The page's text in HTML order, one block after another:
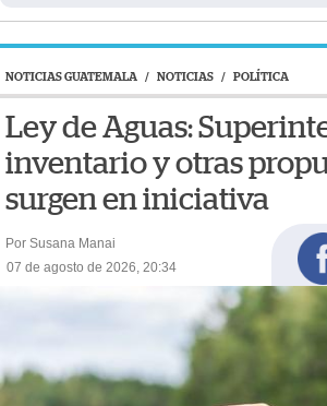
NOTICIAS GUATEMALA / NOTICIAS / POLÍTICA
Ley de Aguas:
inventario y otras
surgen en iniciativa
Por Susana Manai
07 de agosto de 2026, 20:34